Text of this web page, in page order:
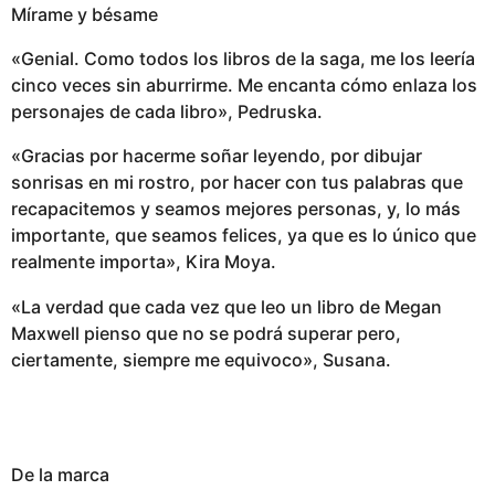
Mírame y bésame
«Genial. Como todos los libros de la saga, me los leería
cinco veces sin aburrirme. Me encanta cómo enlaza los
personajes de cada libro», Pedruska.
«Gracias por hacerme soñar leyendo, por dibujar
sonrisas en mi rostro, por hacer con tus palabras que
recapacitemos y seamos mejores personas, y, lo más
importante, que seamos felices, ya que es lo único que
realmente importa», Kira Moya.
«La verdad que cada vez que leo un libro de Megan
Maxwell pienso que no se podrá superar pero,
ciertamente, siempre me equivoco», Susana.
De la marca